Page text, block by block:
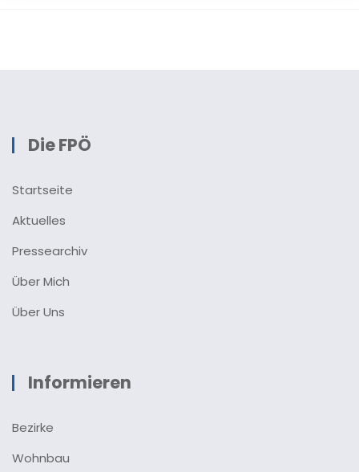
Die FPÖ
Startseite
Aktuelles
Pressearchiv
Über Mich
Über Uns
Informieren
Bezirke
Wohnbau